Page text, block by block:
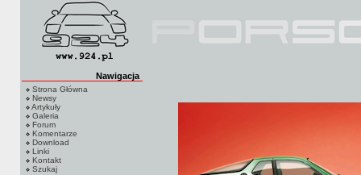
Nawigacja
Strona Główna
Newsy
Artykuły
Galeria
Forum
Komentarze
Download
Linki
Kontakt
Szukaj